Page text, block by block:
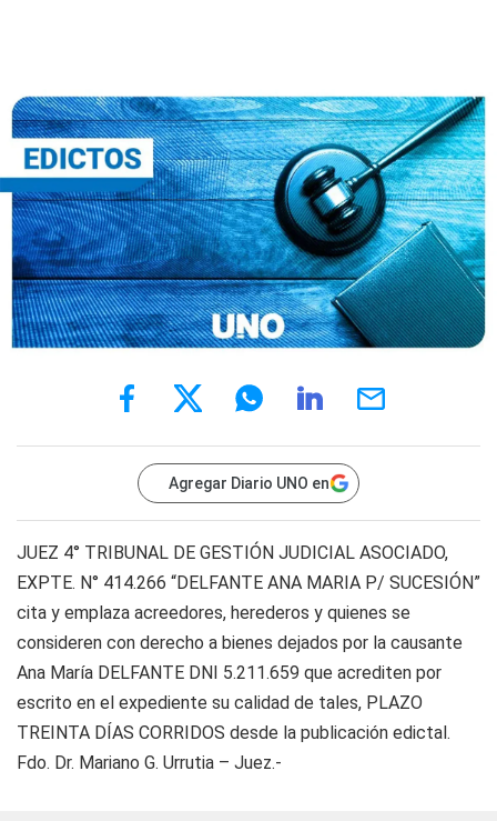
Agregar Diario UNO en
JUEZ 4° TRIBUNAL DE GESTIÓN JUDICIAL ASOCIADO,
EXPTE. N° 414.266 “DELFANTE ANA MARIA P/ SUCESIÓN”
cita y emplaza acreedores, herederos y quienes se
consideren con derecho a bienes dejados por la causante
Ana María DELFANTE DNI 5.211.659 que acrediten por
escrito en el expediente su calidad de tales, PLAZO
TREINTA DÍAS CORRIDOS desde la publicación edictal.
Fdo. Dr. Mariano G. Urrutia – Juez.-